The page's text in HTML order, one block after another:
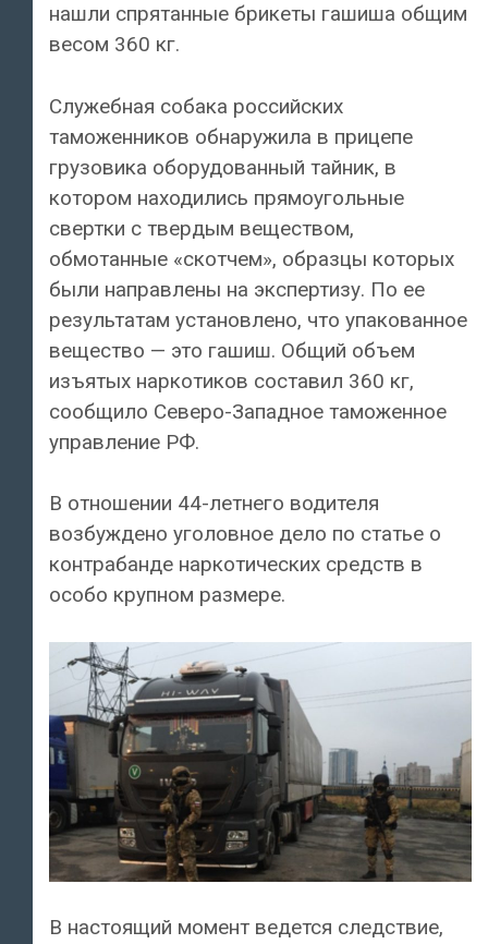
нашли спрятанные брикеты гашиша общим
весом 360 кг.
Служебная собака российских
таможенников обнаружила в прицепе
грузовика оборудованный тайник, в
котором находились прямоугольные
свертки с твердым веществом,
обмотанные «скотчем», образцы которых
были направлены на экспертизу. По ее
результатам установлено, что упакованное
вещество — это гашиш. Общий объем
изъятых наркотиков составил 360 кг,
сообщило Северо-Западное таможенное
управление РФ.
В отношении 44-летнего водителя
возбуждено уголовное дело по статье о
контрабанде наркотических средств в
особо крупном размере.
В настоящий момент ведется следствие,